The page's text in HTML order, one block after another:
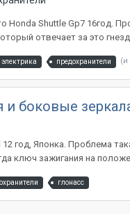
Honda Shuttle Gp7 16год.
отвечает за это
электрика предохранители (и
и боковые
год, Японка. Проблема
ключ зажигания на
глонасс